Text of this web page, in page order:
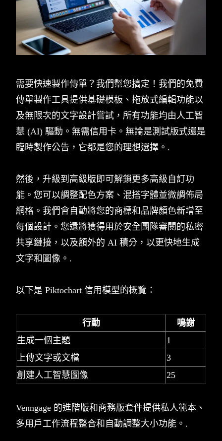
需要快速製作傳單？我們幫您搞定！我們的免費
傳單製作工具提供基礎模板、拖放式編輯功能以
及無限次的文字設計嘗試，所有功能均由人工智
慧 (AI) 驅動。無需信用卡。無論是測試版式還是
臨時製作公告，它都是您的理想選擇。.
然後，升級到高級版即可解鎖更多高級自訂功
能。您可以調整配色方案、混搭字體並微調佈局
網格。我們會自動將您的商標和品牌顏色新增至
每個設計。您還將獲得用於安全團隊審閱的私密
共享鏈接，以及額外的 AI 積分，以更快地生成
文字和圖像。.
以下是 Piktochart 信用模型的概覽：
行動
鳴謝
生成一個主題
1
上傳文字或文檔
3
創建人工智慧圖像
25
Venngage 的進階版和商務版套件提供私人範本、
多用戶工作流程整合和自動調整大小功能。.